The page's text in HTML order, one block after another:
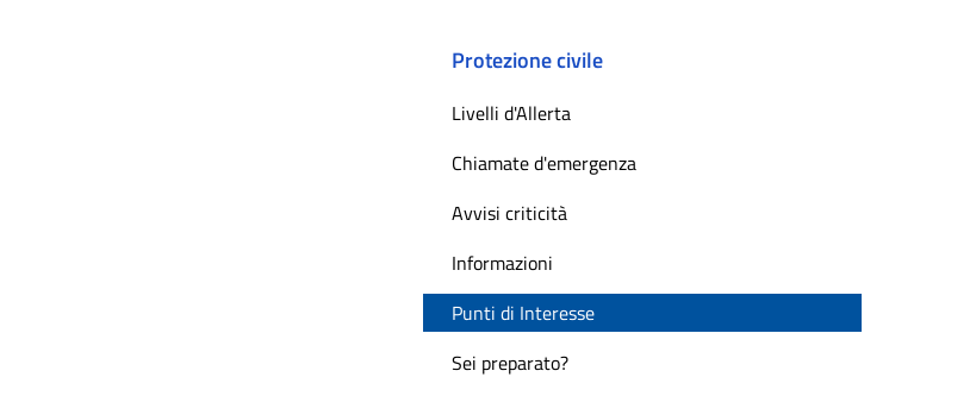
Protezione civile
Livelli d'Allerta
Chiamate d'emergenza
Avvisi criticità
Informazioni
Punti di Interesse
Sei preparato?